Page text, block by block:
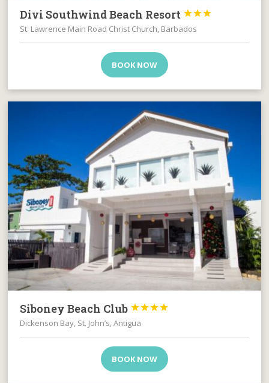
Divi Southwind Beach Resort 


St. Lawrence Main Road Christ Church, Barbados
BOOK NOW
Siboney Beach Club 



Dickenson Bay, St. John’s, Antigua
BOOK NOW